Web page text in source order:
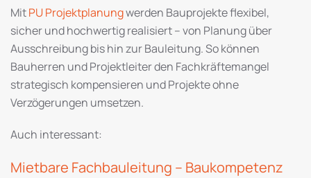
MitPU Projektplanungwerden Bauprojekte flexibel,
sicher und hochwertig realisiert – von Planung über
Ausschreibung bis hin zur Bauleitung. So können
Bauherren und Projektleiter den Fachkräftemangel
strategisch kompensieren und Projekte ohne
Verzögerungen umsetzen.
Auch interessant:
Mietbare Fachbauleitung – Baukompetenz